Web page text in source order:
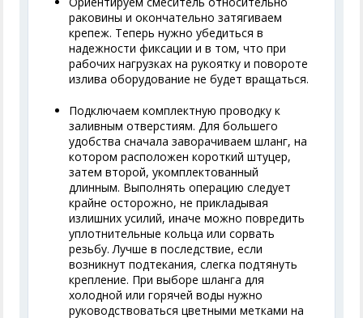
раковины и окончательно затягиваем
крепеж. Теперь нужно убедиться в
надежности фиксации и в том, что при
рабочих нагрузках на рукоятку и повороте
излива оборудование не будет вращаться.
Подключаем комплектную проводку к
заливным отверстиям. Для большего
удобства сначала заворачиваем шланг, на
котором расположен короткий штуцер,
затем второй, укомплектованный
длинным. Выполнять операцию следует
крайне осторожно, не прикладывая
излишних усилий, иначе можно повредить
уплотнительные кольца или сорвать
резьбу. Лучше в последствие, если
возникнут подтекания, слегка подтянуть
крепление. При выборе шланга для
холодной или горячей воды нужно
руководствоваться цветными метками на